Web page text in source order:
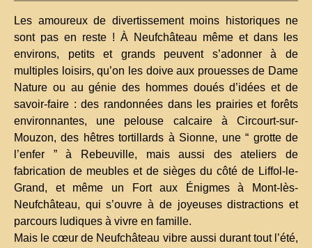
Les amoureux de divertissement moins historiques ne
sont pas en reste ! À Neufchâteau même et dans les
environs, petits et grands peuvent s’adonner à de
multiples loisirs, qu’on les doive aux prouesses de Dame
Nature ou au génie des hommes doués d’idées et de
savoir-faire : des randonnées dans les prairies et forêts
environnantes, une pelouse calcaire à Circourt-sur-
Mouzon, des hêtres tortillards à Sionne, une “ grotte de
l’enfer ” à Rebeuville, mais aussi des ateliers de
fabrication de meubles et de sièges du côté de Liffol-le-
Grand, et même un Fort aux Énigmes à Mont-lès-
Neufchâteau, qui s’ouvre à de joyeuses distractions et
parcours ludiques à vivre en famille.
Mais le cœur de Neufchâteau vibre aussi durant tout l’été,